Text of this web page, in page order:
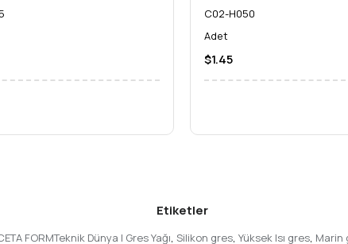
dayanıklılığı ve üstün performansıyla Ceta Form, alet
C02-H050
Adet
$1.45
Etiketler
FORMTeknik Dünya | Gres Yağı, Silikon gres, Yüksek Isı gres, Marin